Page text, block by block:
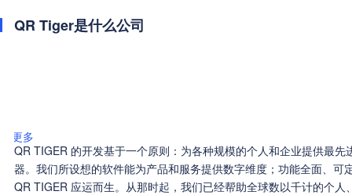
QR Tiger是什么公司
更多
QR TIGER 的开发基于一个原则：为各种规模的个人和企业提供最
器。我们所设想的软件能为产品和服务提供数字维度；功能全面、可定制且易于使
QR TIGER 应运而生。从那时起，我们已经帮助全球数以千计的个